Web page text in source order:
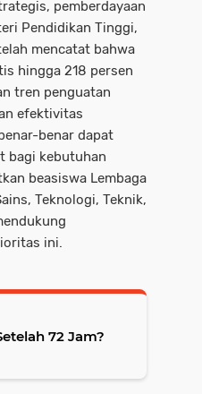
pemberdayaan
Pendidikan Tinggi,
mencatat bahwa
hingga 218 persen
tren penguatan
efektivitas
benar dapat
bagi kebutuhan
beasiswa Lembaga
Teknologi, Teknik,
ini.
72 Jam?